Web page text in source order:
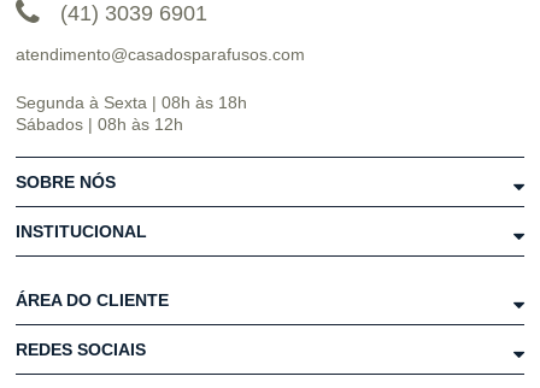
(41) 3039 6901
atendimento@casadosparafusos.com
Segunda à Sexta | 08h às 18h
Sábados | 08h às 12h
SOBRE NÓS
INSTITUCIONAL
ÁREA DO CLIENTE
REDES SOCIAIS